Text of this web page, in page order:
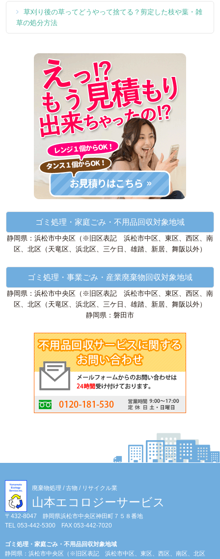
草刈り後の草ってどうやって捨てる？剪定した枝や葉・雑
草の処分方法
ゴミ処理・家庭ごみ・不用品回収対象地域
静岡県：浜松市中央区（※旧区表記 浜松市中区、東区、西区、南
区、北区（天竜区、浜北区、三ケ日、雄踏、新居、舞阪以外）
ゴミ処理・事業ごみ・産業廃棄物回収対象地域
静岡県：浜松市中央区（※旧区表記 浜松市中区、東区、西区、南
区、北区（天竜区、浜北区、三ケ日、雄踏、新居、舞阪以外）
静岡県：磐田市
廃棄物処理 / 古物 / リサイクル業
山本エコロジーサービス
〒432-8047 静岡県浜松市中央区神田町７５８番地
TEL 053-442-5300 FAX 053-442-7020
ゴミ処理・家庭ごみ・不用品回収対象地域
静岡県：浜松市中央区（※旧区表記 浜松市中区、東区、西区、南区、北区